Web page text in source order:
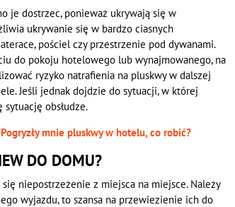
je dostrzec, ponieważ ukrywają się w
ukrywanie się w bardzo ciasnych
pościel czy przestrzenie pod dywanami.
do pokoju hotelowego lub wynajmowanego, na
ryzyko natrafienia na pluskwy w dalszej
Jeśli jednak dojdzie do sytuacji, w której
sytuację obsłudze.
Pogryzły mnie pluskwy w hotelu, co robić?
DO DOMU?
niepostrzeżenie z miejsca na miejsce. Należy
wyjazdu, to szansa na przewiezienie ich do